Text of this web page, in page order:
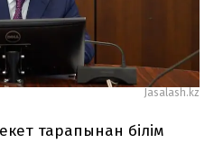
Jasalash.kz
тарапынан білім